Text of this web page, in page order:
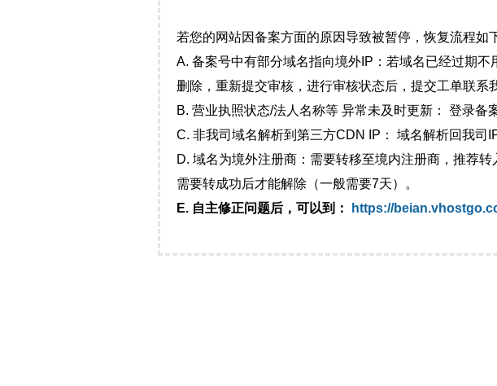
若您的网站因备案方面的原因导致被暂停，恢复流程如
A. 备案号中有部分域名指向境外IP：若域名已经过期不
删除，重新提交审核，进行审核状态后，提交工单联系
B. 营业执照状态/法人名称等 异常未及时更新： 登录备
C. 非我司域名解析到第三方CDN IP： 域名解析回我司
D. 域名为境外注册商：需要转移至境内注册商，推荐转
需要转成功后才能解除（一般需要7天）。
E. 自主修正问题后，可以到：
https://